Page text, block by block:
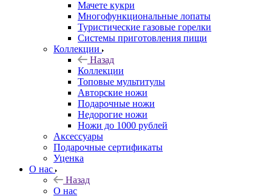
Мачете кукри
Многофункциональные лопаты
Туристические газовые горелки
Системы приготовления пищи
Коллекции
Назад
Коллекции
Топовые мультитулы
Авторские ножи
Подарочные ножи
Недорогие ножи
Ножи до 1000 рублей
Аксессуары
Подарочные сертификаты
Уценка
О нас
Назад
О нас